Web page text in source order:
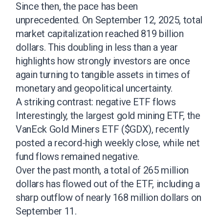
Since then, the pace has been
unprecedented. On September 12, 2025, total
market capitalization reached 819 billion
dollars. This doubling in less than a year
highlights how strongly investors are once
again turning to tangible assets in times of
monetary and geopolitical uncertainty.
A striking contrast: negative ETF flows
Interestingly, the largest gold mining ETF, the
VanEck Gold Miners ETF ($GDX), recently
posted a record-high weekly close, while net
fund flows remained negative.
Over the past month, a total of 265 million
dollars has flowed out of the ETF, including a
sharp outflow of nearly 168 million dollars on
September 11.